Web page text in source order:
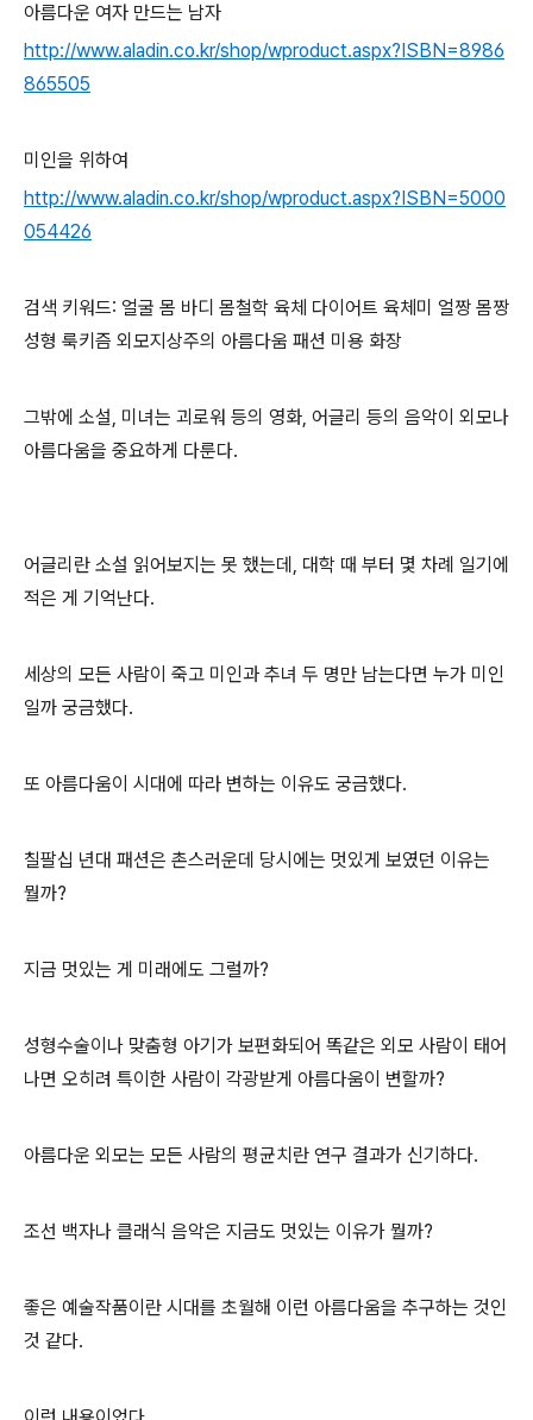
아름다운 여자 만드는 남자
http://www.aladin.co.kr/shop/wproduct.aspx?ISBN=8986
865505
미인을 위하여
http://www.aladin.co.kr/shop/wproduct.aspx?ISBN=5000
054426
검색 키워드: 얼굴 몸 바디 몸철학 육체 다이어트 육체미 얼짱 몸짱
성형 룩키즘 외모지상주의 아름다움 패션 미용 화장
그밖에 소설, 미녀는 괴로워 등의 영화, 어글리 등의 음악이 외모나
아름다움을 중요하게 다룬다.
어글리란 소설 읽어보지는 못 했는데, 대학 때 부터 몇 차례 일기에
적은 게 기억난다.
세상의 모든 사람이 죽고 미인과 추녀 두 명만 남는다면 누가 미인
일까 궁금했다.
또 아름다움이 시대에 따라 변하는 이유도 궁금했다.
칠팔십 년대 패션은 촌스러운데 당시에는 멋있게 보였던 이유는
뭘까?
지금 멋있는 게 미래에도 그럴까?
성형수술이나 맞춤형 아기가 보편화되어 똑같은 외모 사람이 태어
나면 오히려 특이한 사람이 각광받게 아름다움이 변할까?
아름다운 외모는 모든 사람의 평균치란 연구 결과가 신기하다.
조선 백자나 클래식 음악은 지금도 멋있는 이유가 뭘까?
좋은 예술작품이란 시대를 초월해 이런 아름다움을 추구하는 것인
것 같다.